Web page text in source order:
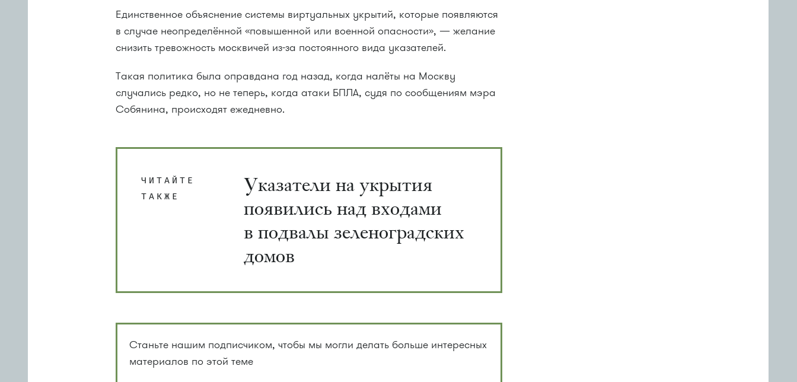
Единственное объяснение системы виртуальных укрытий, которые появляются
в случае неопределённой «повышенной или военной опасности», — желание
снизить тревожность москвичей из-за постоянного вида указателей.
Такая политика была оправдана год назад, когда налёты на Москву
случались редко, но не теперь, когда атаки БПЛА, судя по сообщениям мэра
Собянина, происходят ежедневно.
ЧИТАЙТЕ
ТАКЖЕ
Указатели на укрытия
появились над входами
в подвалы зеленоградских
домов
Станьте нашим подписчиком, чтобы мы могли делать больше интересных
материалов по этой теме